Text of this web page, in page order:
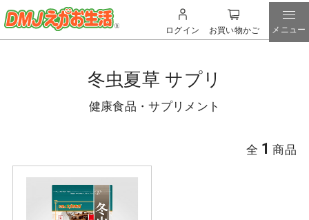
ログイン お買い物かご メニュー
冬虫夏草 サプリ
健康食品・サプリメント
全 1 商品